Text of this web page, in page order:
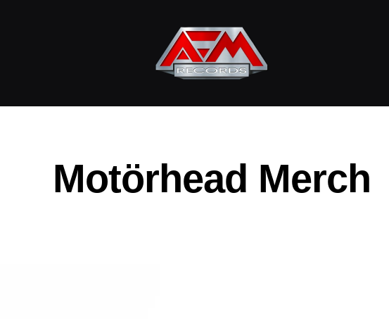
Records
Motörhead Merch